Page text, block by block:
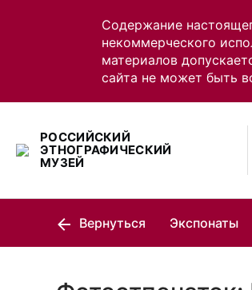
Содержание
некоммерческого
материалов
сайта не может быть
РОССИЙСКИЙ
ЭТНОГРАФИЧЕСКИЙ
МУЗЕЙ
Вернуться Экспонаты